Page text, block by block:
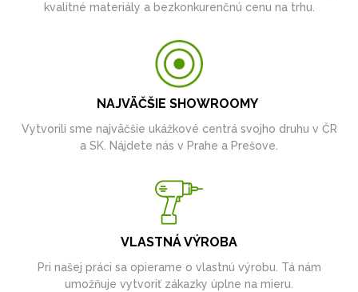
kvalitné materiály a bezkonkurenčnú cenu na trhu.
NAJVÄČŠIE SHOWROOMY
Vytvorili sme najväčšie ukážkové centrá svojho druhu v ČR
a SK. Nájdete nás v Prahe a Prešove.
VLASTNÁ VÝROBA
Pri našej práci sa opierame o vlastnú výrobu. Tá nám
umožňuje vytvoriť zákazky úplne na mieru.